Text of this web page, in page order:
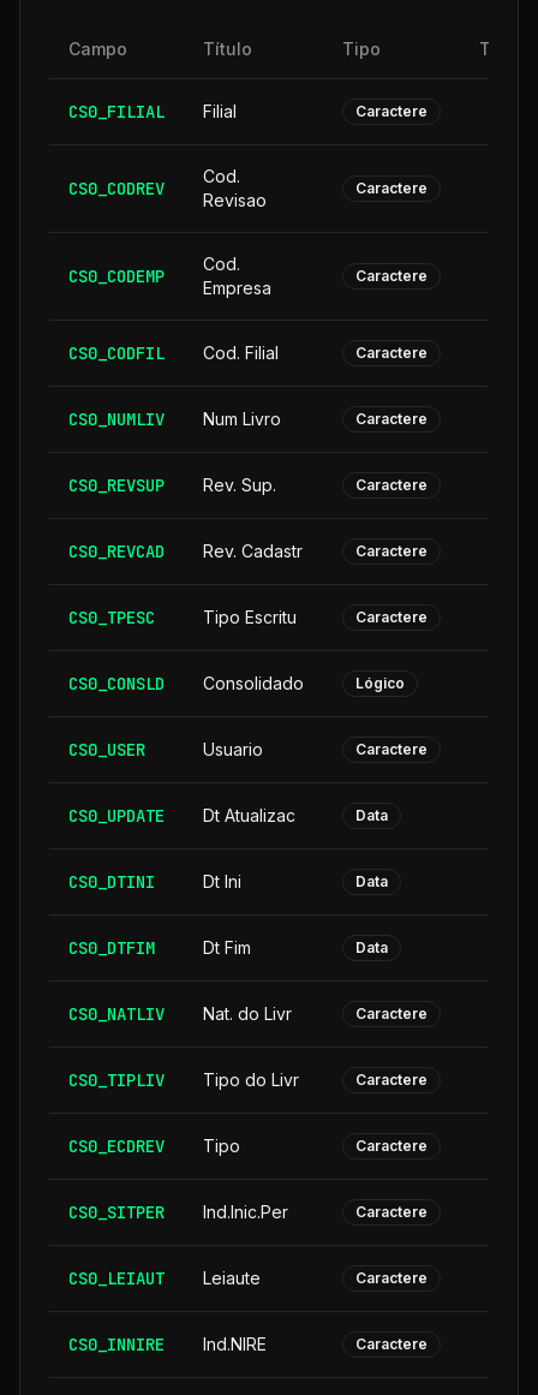
Campo Título Tipo
CS0_FILIAL Filial Caractere
CS0_CODREV
Cod.
Revisao
Caractere
CS0_CODEMP
Cod.
Empresa
Caractere
CS0_CODFIL Cod. Filial Caractere
CS0_NUMLIV Num Livro Caractere
CS0_REVSUP Rev. Sup. Caractere
CS0_REVCAD Rev. Cadastr Caractere
CS0_TPESC Tipo Escritu Caractere
CS0_CONSLD Consolidado Lógico
CS0_USER Usuario Caractere
CS0_UPDATE Dt Atualizac Data
CS0_DTINI Dt Ini Data
CS0_DTFIM Dt Fim Data
CS0_NATLIV Nat. do Livr Caractere
CS0_TIPLIV Tipo do Livr Caractere
CS0_ECDREV Tipo Caractere
CS0_SITPER Ind.Inic.Per Caractere
CS0_LEIAUT Leiaute Caractere
CS0_INNIRE Ind.NIRE Caractere